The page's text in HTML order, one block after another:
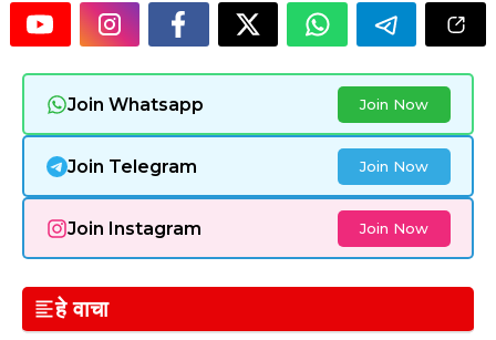
Join Whatsapp Join Now
Join Telegram Join Now
Join Instagram Join Now
हे वाचा